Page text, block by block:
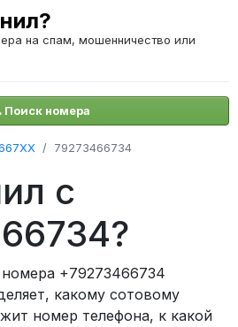
на спам, мошенничество или
Поиск номера
79273466734
с
+79273466734
какому сотовому
номер телефона, к какой